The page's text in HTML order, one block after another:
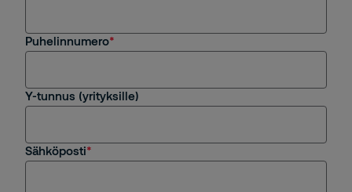
Puhelinnumero
Y-tunnus (yrityksille)
Sähköposti